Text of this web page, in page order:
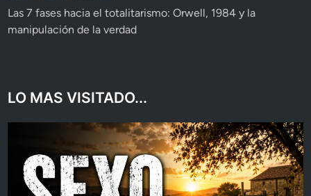
Las 7 fases hacia el totalitarismo: Orwell, 1984 y la
manipulación de la verdad
LO MAS VISITADO...